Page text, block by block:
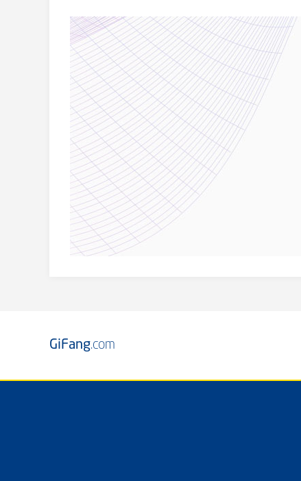
GiFang.com